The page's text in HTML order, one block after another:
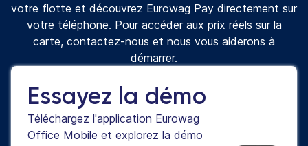
votre flotte et découvrez Eurowag Pay directement sur
votre téléphone. Pour accéder aux prix réels sur la
carte, contactez-nous et nous vous aiderons à
démarrer.
Essayez la démo
Téléchargez l'application Eurowag
Office Mobile et explorez la démo